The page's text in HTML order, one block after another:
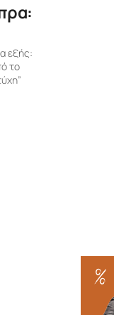
εξής:
το